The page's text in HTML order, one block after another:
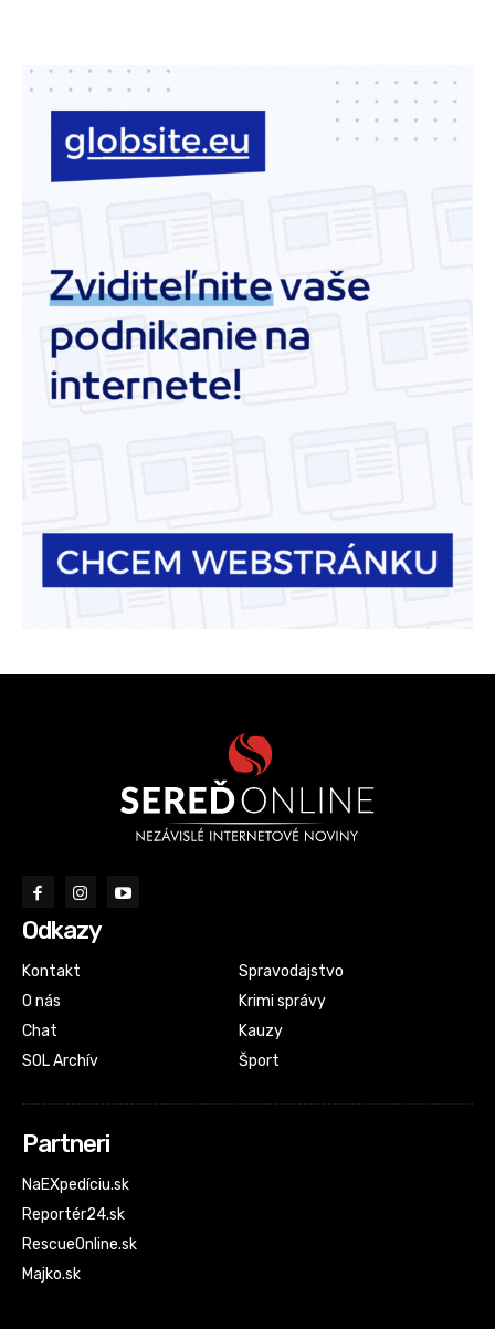
Odkazy
Kontakt
O nás
Chat
SOL Archív
Spravodajstvo
Krimi správy
Kauzy
Šport
Partneri
NaEXpedíciu.sk
Reportér24.sk
RescueOnline.sk
Majko.sk